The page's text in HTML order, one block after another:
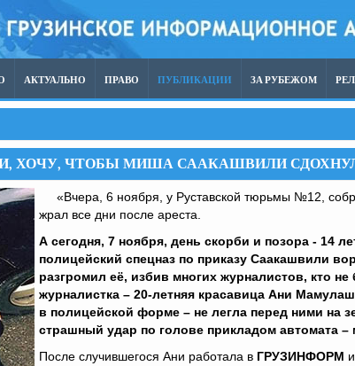
АКТУАЛЬНО ПРАВО ПУБЛИКАЦИИ ЗА РУБЕЖОМ
ХОЧУ, ЧТОБЫ МИША СААКАШВИЛИ
«Вчера, 6 ноября, у Руставской тюрьмы №12,
жрал все дни после ареста.
А сегодня, 7 ноября, день скорби и позора - 14
полицейский спецназ по приказу Саакашвили
разгромил её, избив многих журналистов, кто
журналистка – 20-летняя красавица Ани
в полицейской форме – не легла перед ними на
страшный удар по голове прикладом автомата
После случившегося Ани работала в ГРУЗИНФОРМ